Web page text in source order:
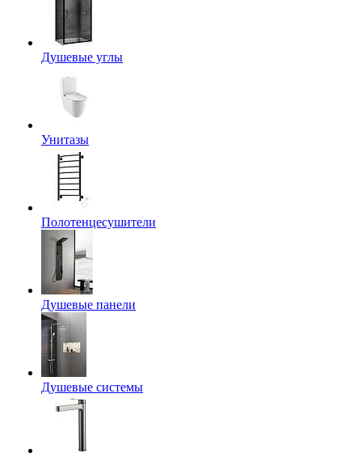
Душевые углы
Унитазы
Полотенцесушители
Душевые панели
Душевые системы